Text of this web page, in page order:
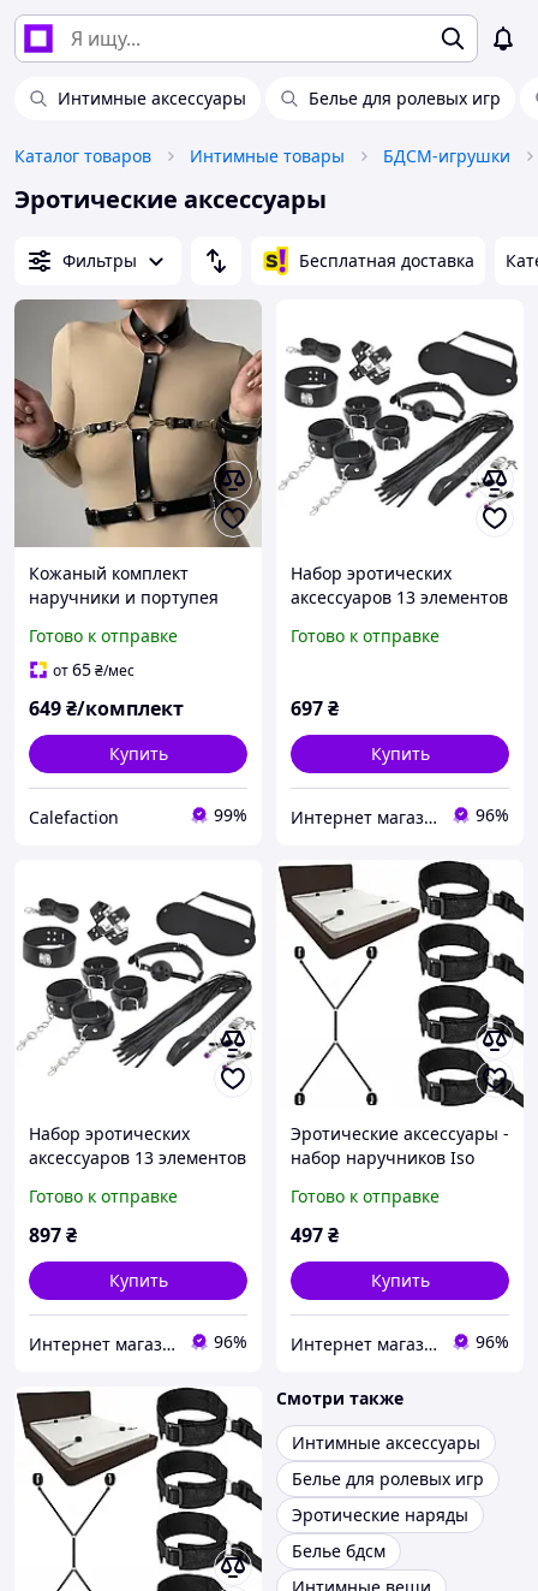
Интимные аксессуары Белье для ролевых игр
Каталог товаров Интимные товары БДСМ-игрушки
Эротические аксессуары
Фильтры Бесплатная доставка
Кожаный комплект
наручники и портупея
Готово к отправке
от65₴/мес
649₴/комплект
Купить
Calefaction 99%
Набор эротических
аксессуаров 13 элементов
Готово к отправке
697₴
Купить
Интернет магазин Постелюшка (Домашний текстиль, сумки, товары для дома и отдыха) 96%
Набор эротических
аксессуаров 13 элементов
Готово к отправке
897₴
Купить
Интернет магазин Постелюшка (Домашний текстиль, сумки, товары для дома и отдыха) 96%
Эротические аксессуары -
набор наручников Iso
Готово к отправке
497₴
Купить
Интернет магазин Постелюшка (Домашний текстиль, сумки, товары для дома и отдыха) 96%
Смотри также
Интимные аксессуары
Белье для ролевых игр
Эротические наряды
Белье бдсм